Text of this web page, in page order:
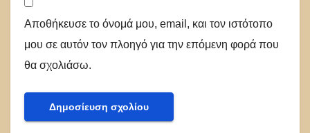
Αποθήκευσε το όνομά μου, email, και τον ιστότοπο
μου σε αυτόν τον πλοηγό για την επόμενη φορά που
θα σχολιάσω.